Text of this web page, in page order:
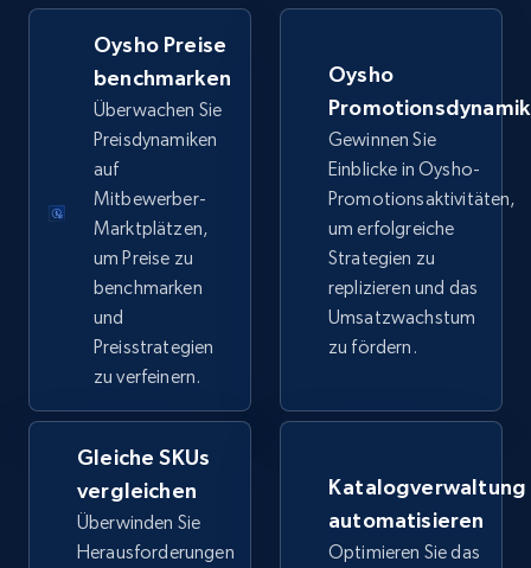
URL, Title, Available, Description, Currency, Initial
price, Final price, Discount percent, and more.
5.4K+ 668+ Jetzt anfangen
TikTok Shop - category
URL, Title, Available, Description, Currency, Initial
price, Final price, Discount percent, and more.
5.4K+ 668+ Jetzt anfangen
TikTok Shop - Collect TikTok shop products
by keywords search
URL, Title, Available, Description, Currency, Initial
Oysho Preise
benchmarken
Überwachen Sie
Preisdynamiken
auf
Mitbewerber-
Marktplätzen,
um Preise zu
benchmarken
und
Preisstrategien
zu verfeinern.
Oysho
Gewinnen Sie
Einblicke in Oysho-
Promotionsaktivitäten,
um erfolgreiche
Strategien zu
replizieren und das
Umsatzwachstum
zu fördern.
Gleiche SKUs
vergleichen
Überwinden Sie
Herausforderungen
Katalogverwaltung
automatisieren
Optimieren Sie das